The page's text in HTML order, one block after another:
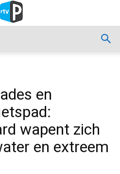
en
wapent zich
en extreem